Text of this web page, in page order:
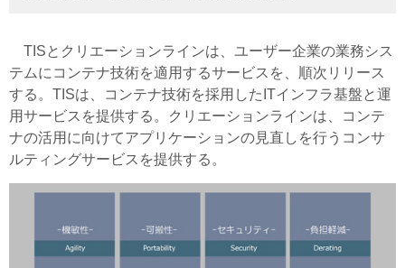
TISとクリエーションラインは、ユーザー企業の業務シス
テムにコンテナ技術を適用するサービスを、順次リリース
する。TISは、コンテナ技術を採用したITインフラ基盤と運
用サービスを提供する。クリエーションラインは、コンテ
ナの活用に向けてアプリケーションの見直しを行うコンサ
ルティングサービスを提供する。